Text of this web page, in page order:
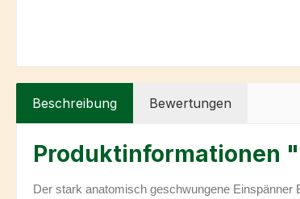
Beschreibung Bewertungen
Produktinformationen
Der stark anatomisch geschwungene